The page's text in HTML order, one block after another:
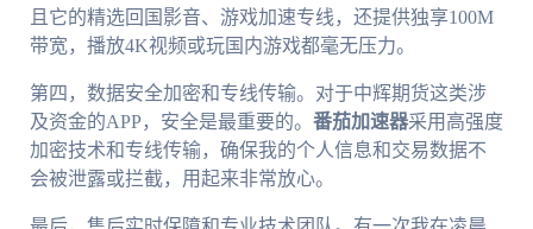
且它的精选回国影音、游戏加速专线，还提供独享100M
带宽，播放4K视频或玩国内游戏都毫无压力。
第四，数据安全加密和专线传输。对于中辉期货这类涉
及资金的APP，安全是最重要的。 番茄加速器采用高强度
加密技术和专线传输，确保我的个人信息和交易数据不
会被泄露或拦截，用起来非常放心。